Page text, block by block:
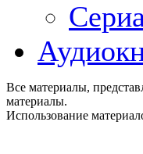
Все материалы,
материалы.
Использование